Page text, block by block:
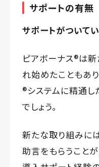
サポートの有無
サポートがついて
ピアボーナス®️は
れ始めたこともあ
®️システムに精通
でしょう。
新たな取り組みに
助言をもらうこと